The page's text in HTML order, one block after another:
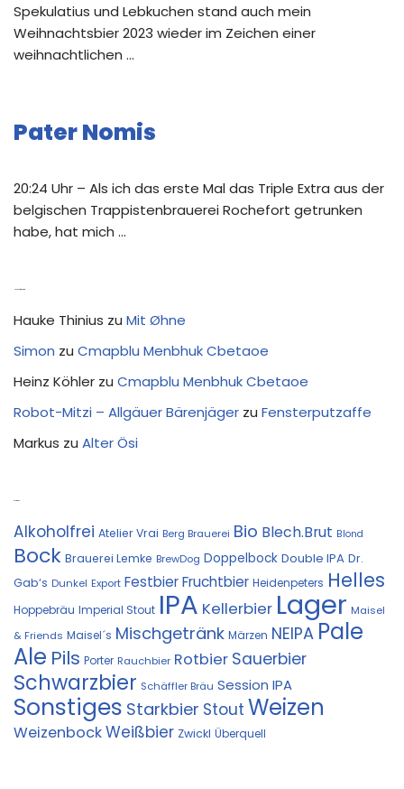
Spekulatius und Lebkuchen stand auch mein
Weihnachtsbier 2023 wieder im Zeichen einer
weihnachtlichen …
Pater Nomis
20:24 Uhr – Als ich das erste Mal das Triple Extra aus der
belgischen Trappistenbrauerei Rochefort getrunken
habe, hat mich …
Hauke Thinius zu Mit Øhne
Simon zu Cmapblu Menbhuk Cbetaoe
Heinz Köhler zu Cmapblu Menbhuk Cbetaoe
Robot-Mitzi – Allgäuer Bärenjäger zu Fensterputzaffe
Markus zu Alter Ösi
Alkoholfrei Atelier Vrai Berg Brauerei Bio Blech.Brut Blond
Bock Brauerei Lemke BrewDog Doppelbock Double IPA Dr.
Gab‘s Dunkel Export FestbierFruchtbier Heidenpeters Helles
Hoppebräu Imperial Stout IPA Kellerbier Lager Maisel
& Friends Maisel´s Mischgetränk Märzen NEIPA Pale
Ale Pils Porter Rauchbier Rotbier Sauerbier
Schwarzbier Schäffler Bräu Session IPA
Sonstiges Starkbier Stout Weizen
WeizenbockWeißbier Zwickl Überquell